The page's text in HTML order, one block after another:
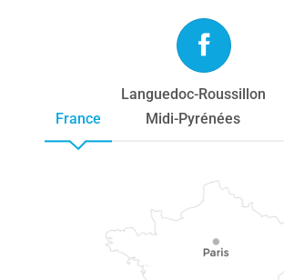
France
Languedoc-Roussillon
Midi-Pyrénées